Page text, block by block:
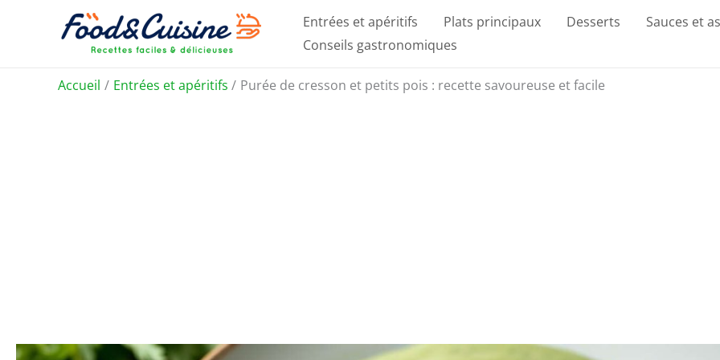
Entrées et apéritifs Plats principaux Desserts Sauces et
Conseils gastronomiques
Accueil Entrées et apéritifs Purée de cresson et petits pois : recette savoureuse et facile